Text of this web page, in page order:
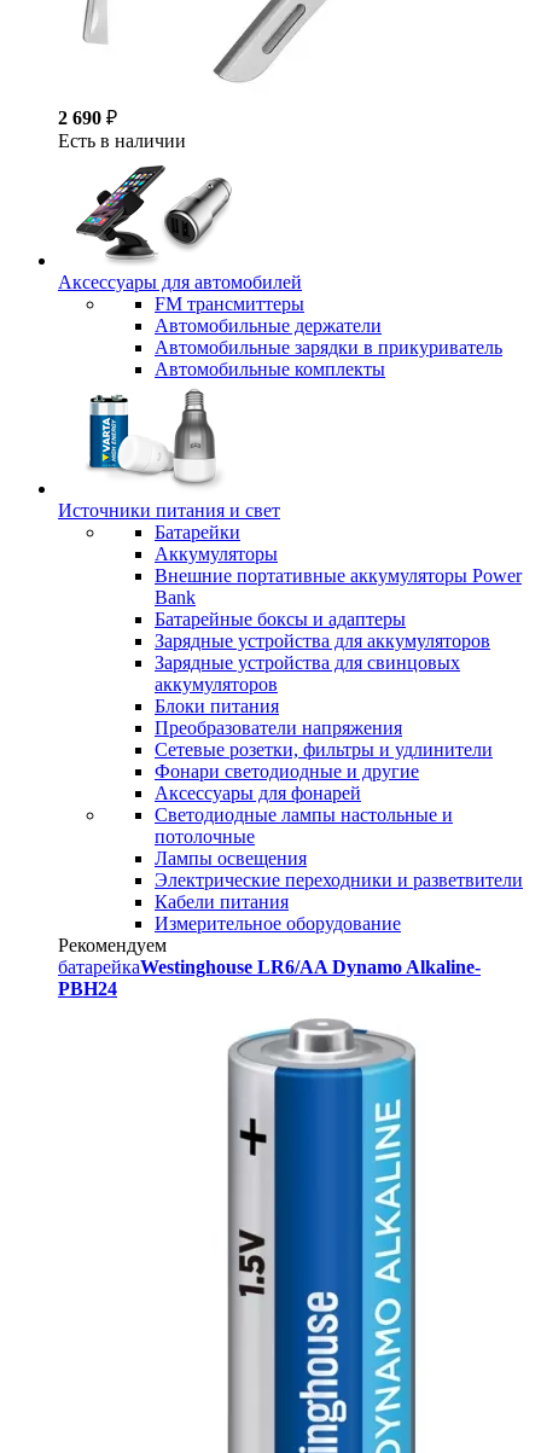
2 690 ₽
Есть в наличии
Аксессуары для автомобилей
FM трансмиттеры
Автомобильные держатели
Автомобильные зарядки в прикуриватель
Автомобильные комплекты
Источники питания и свет
Батарейки
Аккумуляторы
Внешние портативные аккумуляторы Power
Bank
Батарейные боксы и адаптеры
Зарядные устройства для аккумуляторов
Зарядные устройства для свинцовых
аккумуляторов
Блоки питания
Преобразователи напряжения
Сетевые розетки, фильтры и удлинители
Фонари светодиодные и другие
Аксессуары для фонарей
Светодиодные лампы настольные и
потолочные
Лампы освещения
Электрические переходники и разветвители
Кабели питания
Измерительное оборудование
Рекомендуем
батарейкаWestinghouse LR6/AA Dynamo Alkaline-
PBH24